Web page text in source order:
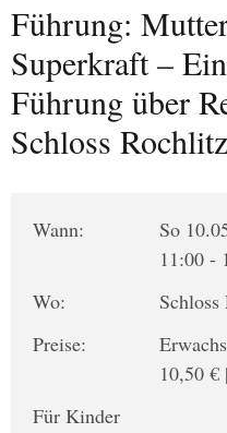
Führung:
Superkraft –
Führung über
Schloss Rochlitz
Wann:
So
11:00 -
Wo:
Preise:
10,50 €
Für Kinder